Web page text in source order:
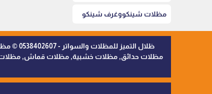
مظلات شينكووغرف شينكو
ظلال
مظلات حدائق, مظلات خشبية, مظلات قماش, مظلات